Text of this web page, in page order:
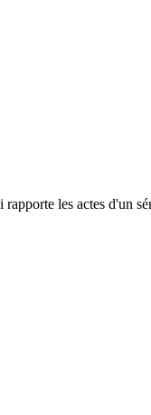
les actes d'un